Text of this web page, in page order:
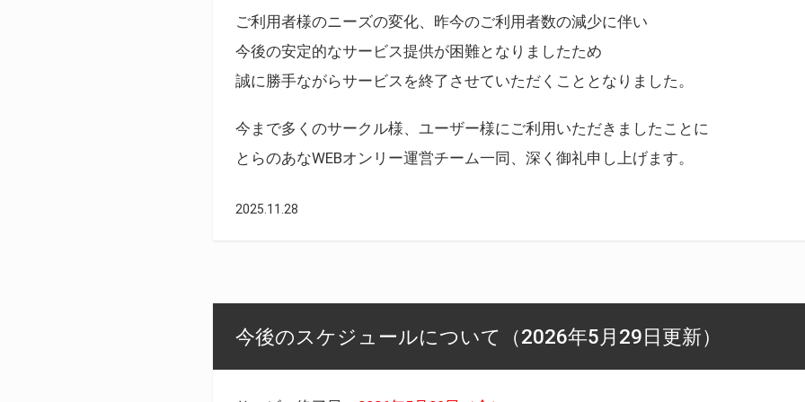
ご利用者様のニーズの変化、昨今のご利用者数の減少に伴い
今後の安定的なサービス提供が困難となりましたため
誠に勝手ながらサービスを終了させていただくこととなりました。
今まで多くのサークル様、ユーザー様にご利用いただきましたことに
とらのあなWEBオンリー運営チーム一同、深く御礼申し上げます。
2025.11.28
今後のスケジュールについて（2026年5月29日更新）